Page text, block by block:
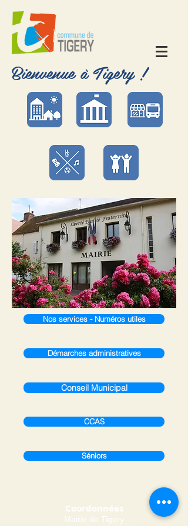
Bienvenue à Tigery !
Nos services - Numéros utiles
Démarches administratives
Conseil Municipal
CCAS
Séniors
Coordonnées
Mairie de Tigery